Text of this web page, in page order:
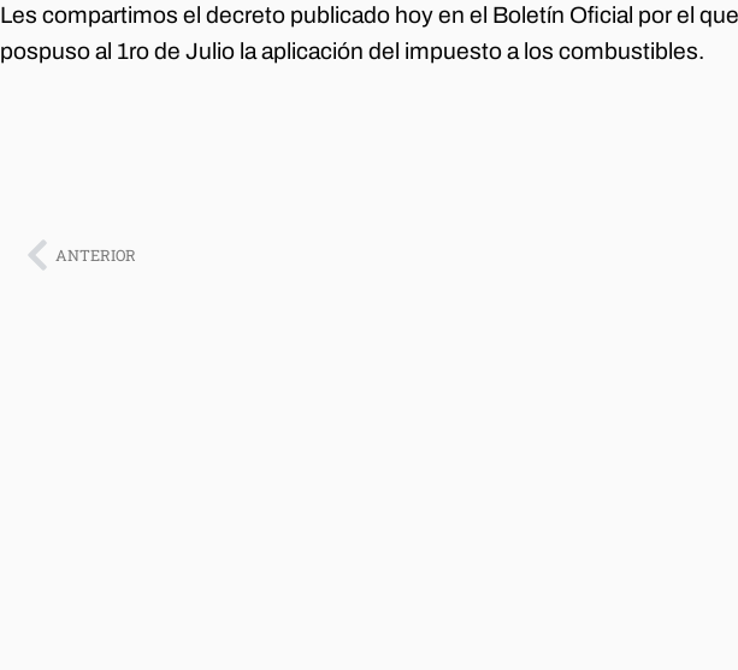
Les compartimos el decreto publicado hoy en el Boletín Oficial por el
pospuso al 1ro de Julio la aplicación del impuesto a los combustibles.
ANTERIOR